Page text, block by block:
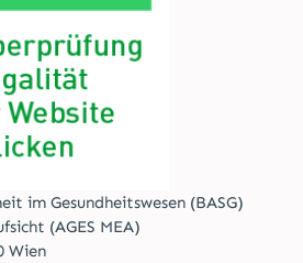
im Gesundheitswesen (BASG)
(AGES MEA)
Wien